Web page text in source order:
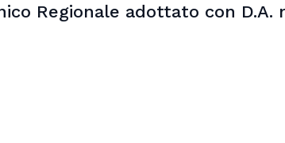
Regionale adottato con D.A.